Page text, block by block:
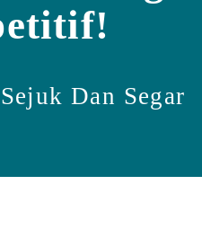
Dan Segar